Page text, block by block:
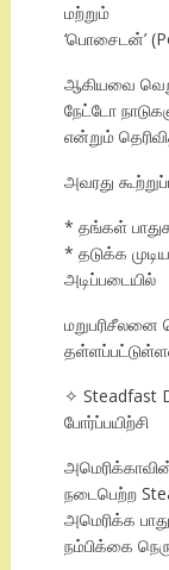
மற்றும்
‘பொசைடன்’
ஆகியவை
நேட்டோ
என்றும்
அவரது
* தங்கள்
* தடுக்க
அடிப்படையில்
✧ Steadfast
போர்ப்பயிற்சி
நடைபெற்ற
அமெரிக்க
நம்பிக்கை